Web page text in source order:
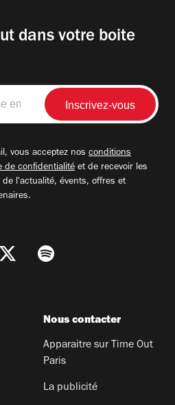
dans votre boite
vous acceptez nos conditions
de confidentialité et de recevoir les
de l'actualité, évents, offres et
Nous contacter
Apparaitre sur Time Out
Paris
La publicité